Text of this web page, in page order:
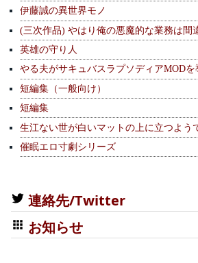
伊藤誠の異世界モノ
(三次作品) やはり俺の悪魔的な業務は間
英雄の守り人
やる夫がサキュバスラプソディアMOD
短編集（一般向け）
短編集
生江ない世が白いマットの上に立つよう
催眠エロ寸劇シリーズ
連絡先/Twitter
お知らせ